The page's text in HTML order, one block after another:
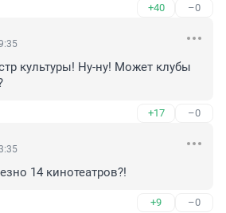
+40 –0
культуры! Ну-ну! Может клубы
+17 –0
14 кинотеатров?!
+9 –0